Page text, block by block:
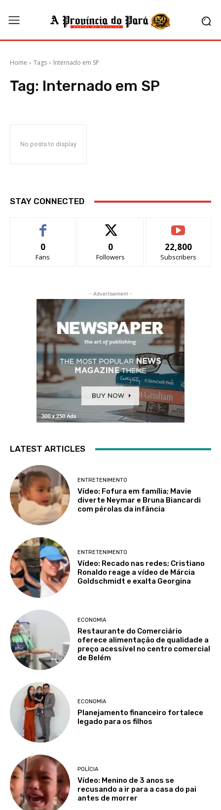
Home Tags Internado em SP
Tag: Internado em SP
No posts to display
STAY CONNECTED
0
Fans
0
Followers
22,800
Subscribers
- Advertisement -
LATEST ARTICLES
ENTRETENIMENTO
Vídeo: Fofura em família; Mavie
diverte Neymar e Bruna Biancardi
com pérolas da infância
ENTRETENIMENTO
Vídeo: Recado nas redes; Cristiano
Ronaldo reage a vídeo de Márcia
Goldschmidt e exalta Georgina
ECONOMIA
Restaurante do Comerciário
oferece alimentação de qualidade a
preço acessível no centro comercial
de Belém
ECONOMIA
Planejamento financeiro fortalece
legado para os filhos
POLÍCIA
Vídeo: Menino de 3 anos se
recusando a ir para a casa do pai
antes de morrer